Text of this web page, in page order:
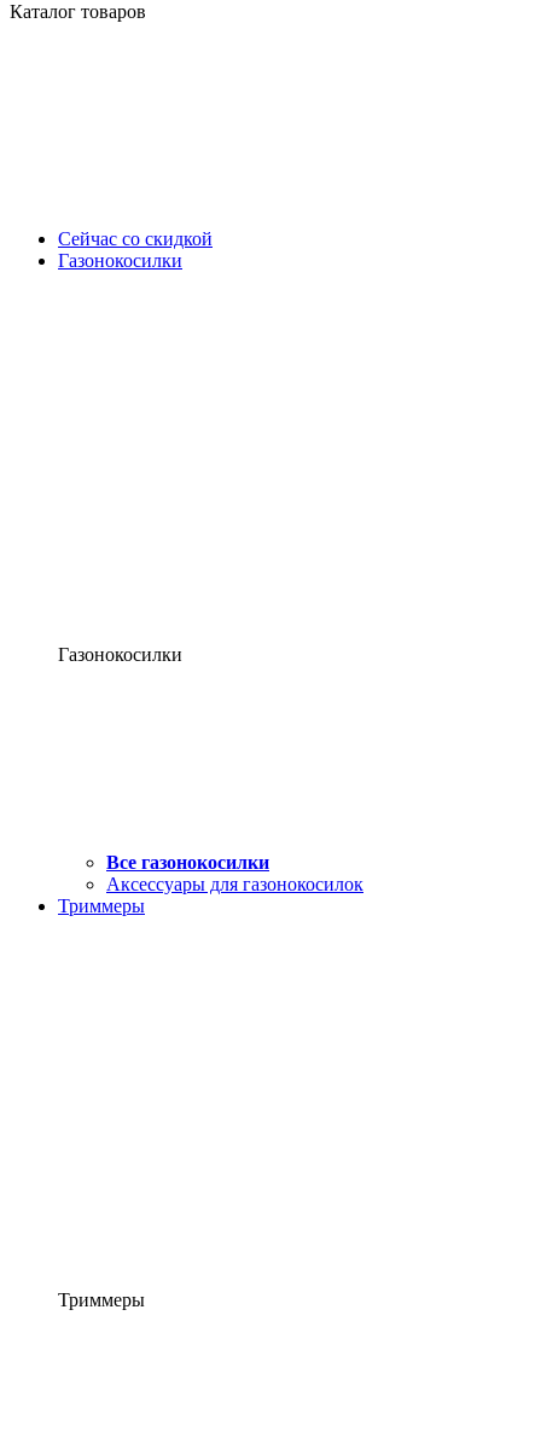
Каталог товаров
Сейчас со скидкой
Газонокосилки
Газонокосилки
Все газонокосилки
Аксессуары для газонокосилок
Триммеры
Триммеры